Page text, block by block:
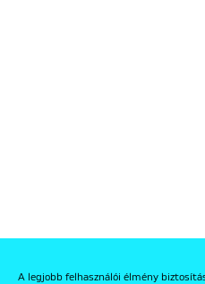
A legjobb felhasználói élmény